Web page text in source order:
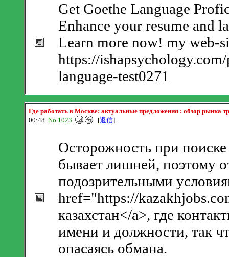
Get Goethe Language
Enhance your resume and
Learn more now! my web-
https://
language-test0271
Где работать в Москве: актуальные предложения : обзор рынка
00:48 No.1023 [返信]
Осторожность при поиске
бывает лишней, поэтому
подозрительными
href="https://
казахстан</a>, где
имени и должности, так
опасаясь обмана.